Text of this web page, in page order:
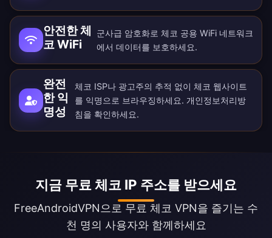
안전한 체
코 WiFi
군사급 암호화로 체코 공용 WiFi 네트워크
에서 데이터를 보호하세요.
완전
한 익
명성
체코 ISP나 광고주의 추적 없이 체코 웹사이트
를 익명으로 브라우징하세요. 개인정보처리방
침을 확인하세요.
지금 무료 체코 IP 주소를 받으세요
FreeAndroidVPN으로 무료 체코 VPN을 즐기는 수
천 명의 사용자와 함께하세요